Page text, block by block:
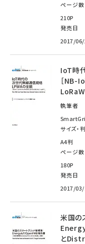
ページ数
210P
発売日
2017/
IoT時
［NB-
執筆者
サイズ・
A4判
ページ数
180P
発売日
2017/
米国の
と